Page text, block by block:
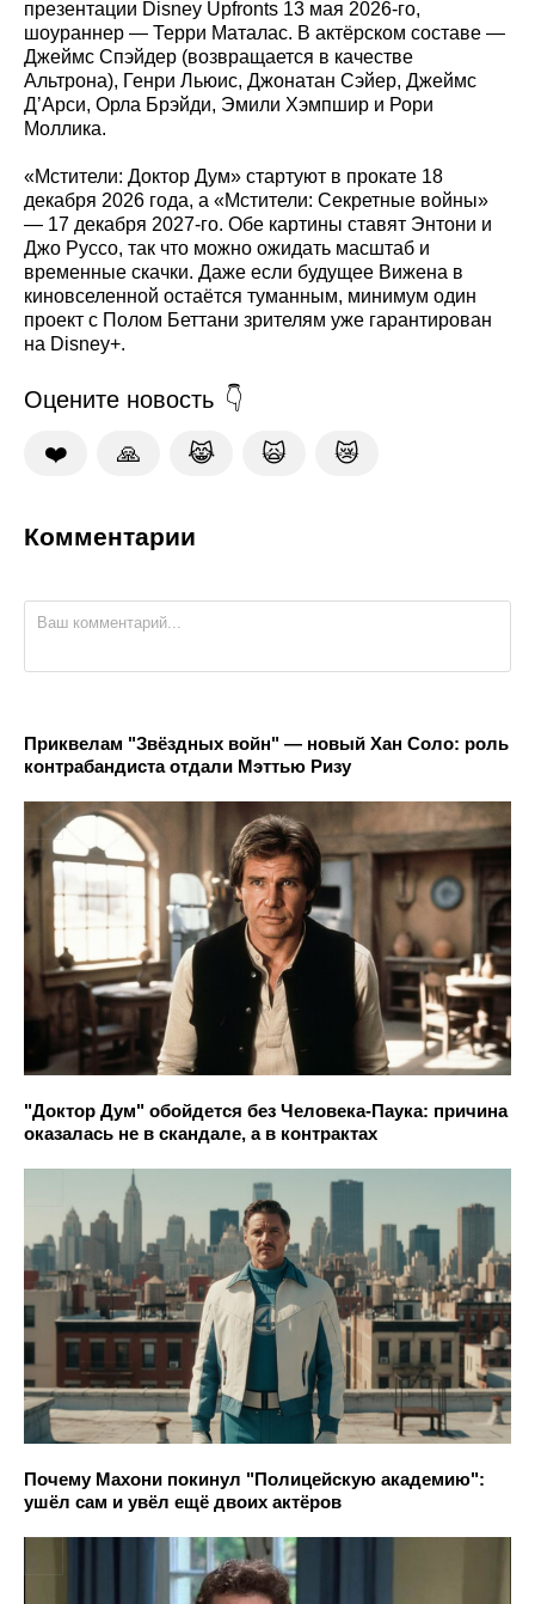
презентации Disney Upfronts 13 мая 2026-го,
шоураннер — Терри Маталас. В актёрском составе —
Джеймс Спэйдер (возвращается в качестве
Альтрона), Генри Льюис, Джонатан Сэйер, Джеймс
Д’Арси, Орла Брэйди, Эмили Хэмпшир и Рори
Моллика.
«Мстители: Доктор Дум» стартуют в прокате 18
декабря 2026 года, а «Мстители: Секретные войны»
— 17 декабря 2027-го. Обе картины ставят Энтони и
Джо Руссо, так что можно ожидать масштаб и
временные скачки. Даже если будущее Вижена в
киновселенной остаётся туманным, минимум один
проект с Полом Беттани зрителям уже гарантирован
на Disney+.
Оцените новость
❤️ 🙏 😹 🙀 😿
Комментарии
Приквелам "Звёздных войн" — новый Хан Соло: роль
контрабандиста отдали Мэттью Ризу
"Доктор Дум" обойдется без Человека-Паука: причина
оказалась не в скандале, а в контрактах
Почему Махони покинул "Полицейскую академию":
ушёл сам и увёл ещё двоих актёров